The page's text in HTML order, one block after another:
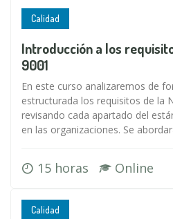
Calidad
Introducción a los
9001
En este curso analizaremos de
estructurada los requisitos de la
revisando cada apartado del
en las organizaciones. Se
15 horas Online
Calidad